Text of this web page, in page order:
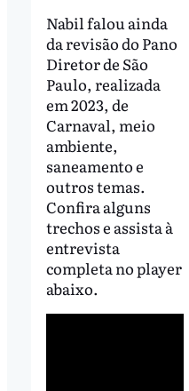
Nabil falou ainda
da revisão do Pano
Diretor de São
Paulo, realizada
em 2023, de
Carnaval, meio
ambiente,
saneamento e
outros temas.
Confira alguns
trechos e assista à
entrevista
completa no player
abaixo.